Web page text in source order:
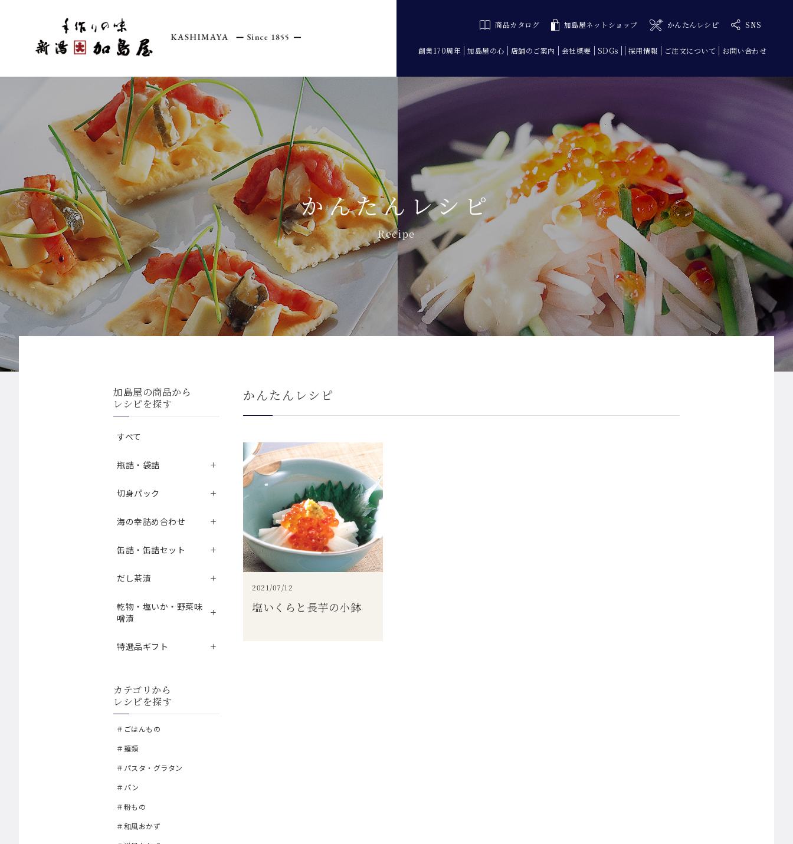
商品カタログ 加島屋ネットショップ かんたんレシピ SNS
創業170周年 加島屋の心 店舗のご案内 会社概要 SDGs 採用情報 ご注文について お問い合わせ
かんたんレシピ
Recipe
加島屋の商品から
レシピを探す
すべて
瓶詰・袋詰
切身パック
海の幸詰め合わせ
缶詰・缶詰セット
だし茶漬
乾物・塩いか・野菜味
噌漬
特選品ギフト
カテゴリから
レシピを探す
＃ごはんもの
＃麺類
＃パスタ・グラタン
＃パン
＃粉もの
＃和風おかず
かんたんレシピ
2021/07/12
塩いくらと長芋の小鉢